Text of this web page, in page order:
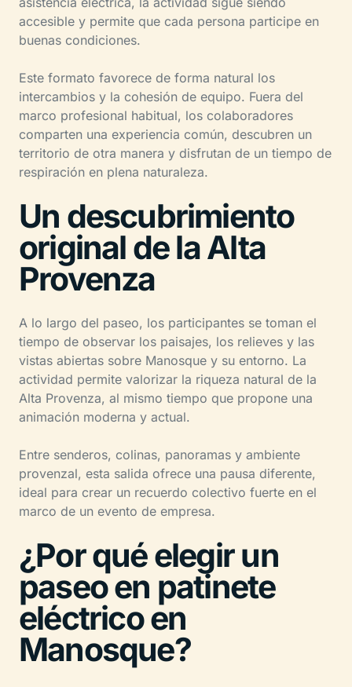
accesible y permite que cada persona participe en
buenas condiciones.
Este formato favorece de forma natural los
intercambios y la cohesión de equipo. Fuera del
marco profesional habitual, los colaboradores
comparten una experiencia común, descubren un
territorio de otra manera y disfrutan de un tiempo de
respiración en plena naturaleza.
Un descubrimiento
original de la Alta
Provenza
A lo largo del paseo, los participantes se toman el
tiempo de observar los paisajes, los relieves y las
vistas abiertas sobre Manosque y su entorno. La
actividad permite valorizar la riqueza natural de la
Alta Provenza, al mismo tiempo que propone una
animación moderna y actual.
Entre senderos, colinas, panoramas y ambiente
provenzal, esta salida ofrece una pausa diferente,
ideal para crear un recuerdo colectivo fuerte en el
marco de un evento de empresa.
¿Por qué elegir un
paseo en patinete
eléctrico en
Manosque?